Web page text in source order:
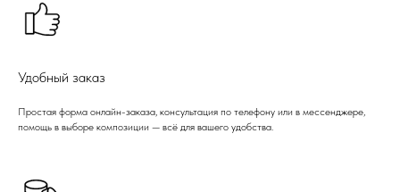
Удобный заказ
Простая форма онлайн-заказа, консультация по телефону или в мессенджере,
помощь в выборе композиции — всё для вашего удобства.